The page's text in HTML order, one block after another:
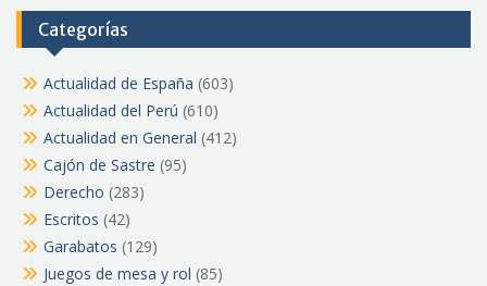
Categorías
Actualidad de España (603)
Actualidad del Perú (610)
Actualidad en General (412)
Cajón de Sastre (95)
Derecho (283)
Escritos (42)
Garabatos (129)
Juegos de mesa y rol (85)